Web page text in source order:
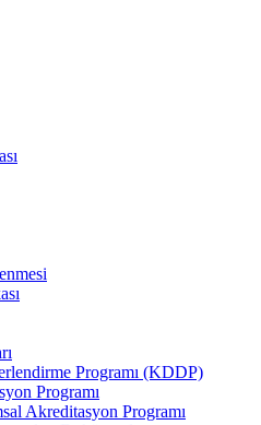
Programı (KDDP)
Programı
Akreditasyon Programı